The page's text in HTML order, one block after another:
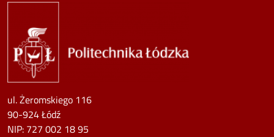
ul. Żeromskiego 116
90-924 Łódź
NIP: 727 002 18 95